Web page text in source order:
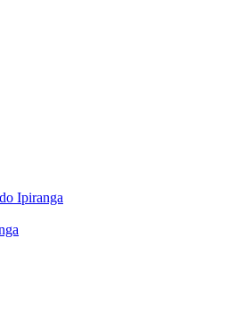
Ipiranga